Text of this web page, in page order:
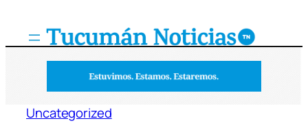
Uncategorized